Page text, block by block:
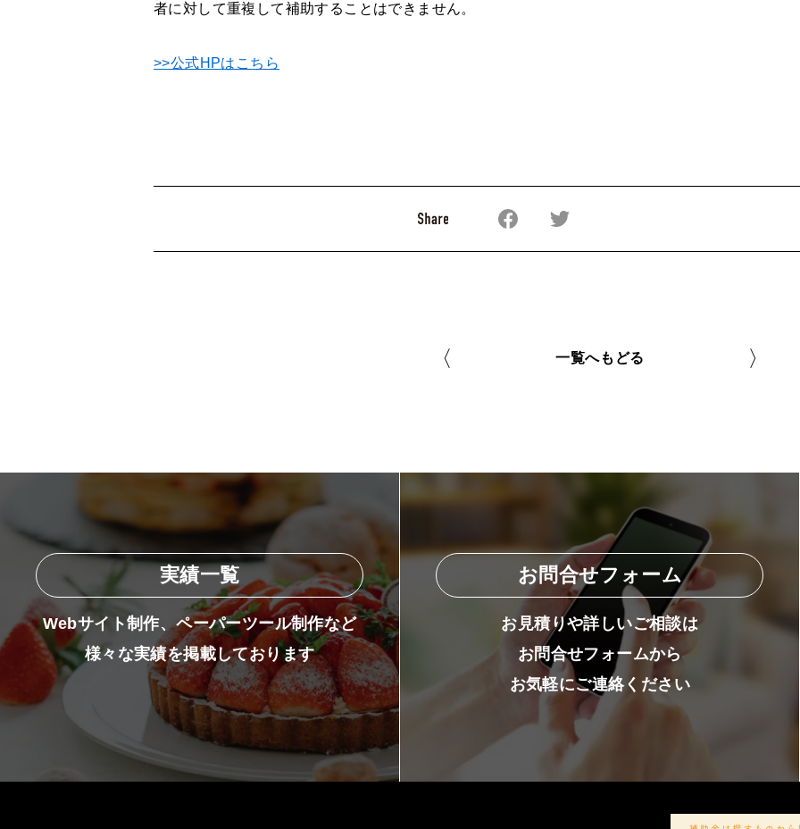
者に対して重複して補助することはできません。
>>公式HPはこちら
Facebookでシェアする
〈 一覧へもどる 〉
実績一覧
Webサイト制作、ペーパーツール制作など
様々な実績を掲載しております
お問合せフォーム
お見積りや詳しいご相談は
お問合せフォームから
お気軽にご連絡ください